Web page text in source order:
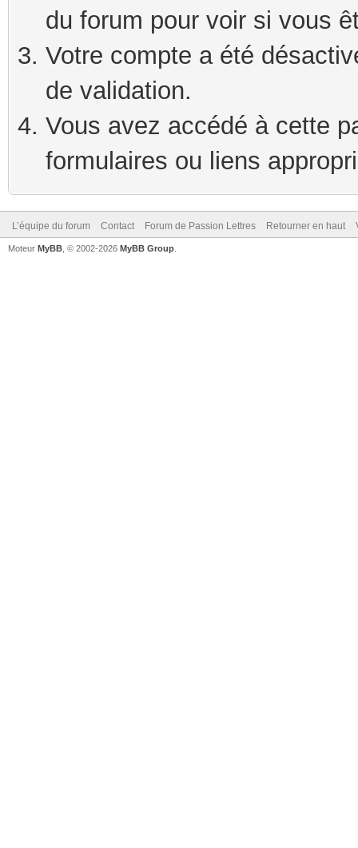
du forum pour voir si vous
Votre compte a été
de validation.
Vous avez accédé à cette
formulaires ou liens
L’équipe du forum Contact Forum de Passion Lettres Retourner en haut
Moteur MyBB , © 2002-2026 MyBB Group